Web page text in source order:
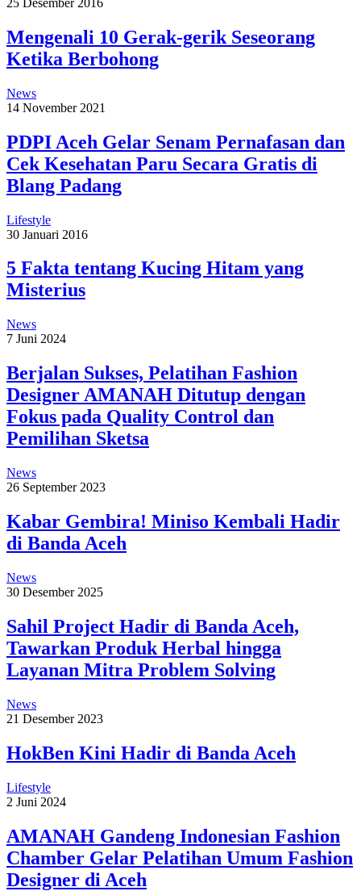
25 Desember 2016
Mengenali 10 Gerak-gerik Seseorang
Ketika Berbohong
News
14 November 2021
PDPI Aceh Gelar Senam Pernafasan dan
Cek Kesehatan Paru Secara Gratis di
Blang Padang
Lifestyle
30 Januari 2016
5 Fakta tentang Kucing Hitam yang
Misterius
News
7 Juni 2024
Berjalan Sukses, Pelatihan Fashion
Designer AMANAH Ditutup dengan
Fokus pada Quality Control dan
Pemilihan Sketsa
News
26 September 2023
Kabar Gembira! Miniso Kembali Hadir
di Banda Aceh
News
30 Desember 2025
Sahil Project Hadir di Banda Aceh,
Tawarkan Produk Herbal hingga
Layanan Mitra Problem Solving
News
21 Desember 2023
HokBen Kini Hadir di Banda Aceh
Lifestyle
2 Juni 2024
AMANAH Gandeng Indonesian Fashion
Chamber Gelar Pelatihan Umum Fashion
Designer di Aceh